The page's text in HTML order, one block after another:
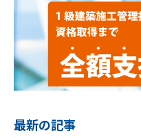
最新の記事